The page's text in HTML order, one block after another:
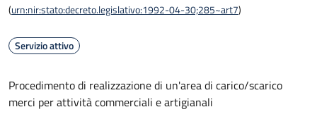
(urn:nir:stato:decreto.legislativo:1992-04-30;285~art7)
Servizio attivo
Procedimento di realizzazione di un'area di carico/scarico
merci per attività commerciali e artigianali